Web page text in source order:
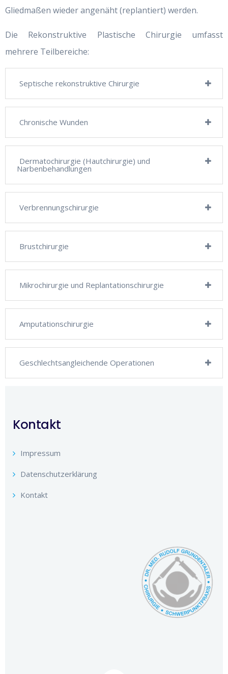
Gliedmaßen wieder angenäht (replantiert) werden.
Die Rekonstruktive Plastische Chirurgie umfasst
mehrere Teilbereiche:
Septische rekonstruktive Chirurgie
Chronische Wunden
Dermatochirurgie (Hautchirurgie) und
Narbenbehandlungen
Verbrennungschirurgie
Brustchirurgie
Mikrochirurgie und Replantationschirurgie
Amputationschirurgie
Geschlechtsangleichende Operationen
Kontakt
Impressum
Datenschutzerklärung
Kontakt